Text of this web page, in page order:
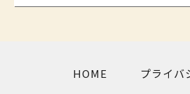
HOME プライバ